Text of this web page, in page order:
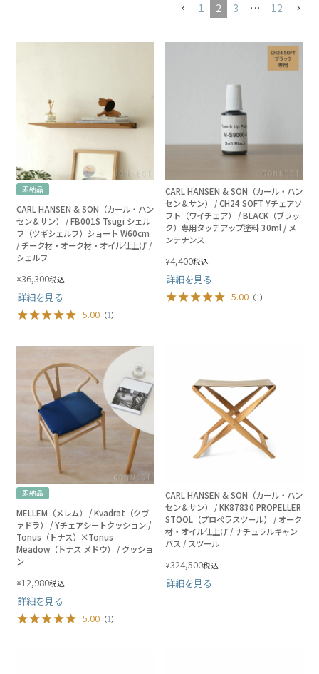
1
2 3 … 12
即納品
CARL HANSEN & SON（カール・ハン
セン＆サン） / FB001S Tsugi シェル
フ（ツギシェルフ）ショート W60cm
/ チーク材・オーク材・オイル仕上げ /
シェルフ
¥36,300税込
詳細を見る
5.00 （1）
CARL HANSEN & SON（カール・ハン
セン＆サン） / CH24 SOFT Yチェアソ
フト（ワイチェア） / BLACK（ブラッ
ク）専用タッチアップ塗料 30ml / メ
ンテナンス
¥4,400税込
詳細を見る
5.00 （1）
即納品
MELLEM（メレム） / Kvadrat（クヴ
ァドラ） / Yチェアシートクッション /
Tonus（トナス）×Tonus
Meadow（トナス メドウ） / クッショ
ン
¥12,980税込
詳細を見る
5.00 （1）
CARL HANSEN & SON（カール・ハン
セン＆サン） / KK87830 PROPELLER
STOOL（プロペラスツール） / オーク
材・オイル仕上げ / ナチュラルキャン
バス / スツール
¥324,500税込
詳細を見る